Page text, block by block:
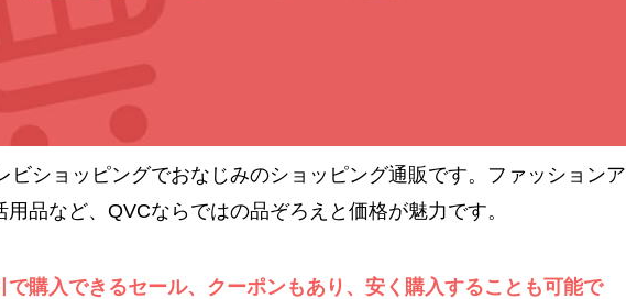
ビショッピングでおなじみのショッピング通販です。ファッションア
用品など、QVCならではの品ぞろえと価格が魅力です。
で購入できるセール、クーポンもあり、安く購入することも可能で